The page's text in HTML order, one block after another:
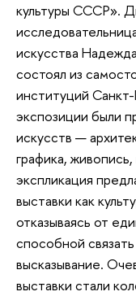
культуры СССР».
искусства
состоял из
институций
экспозиции были
искусств —
графика,
экспликация
выставки как
отказываясь от
способной
высказывание.
выставки стали